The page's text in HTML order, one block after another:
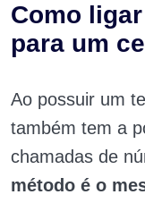
Como
para um
Ao possuir um
também tem a
chamadas de
método é o